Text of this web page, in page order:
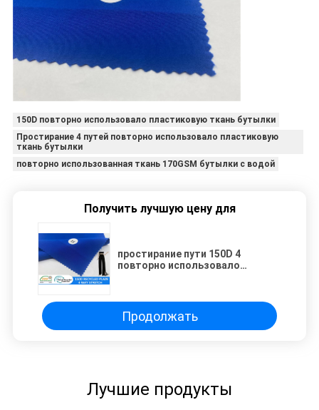
150D повторно использовало пластиковую ткань бутылки
Простирание 4 путей повторно использовало пластиковую
ткань бутылки
повторно использованная ткань 170GSM бутылки с водой
Получить лучшую цену для
простирание пути 150D 4
повторно использовало
Продолжать
Лучшие продукты